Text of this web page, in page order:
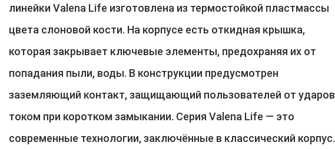
линейки Valena Life изготовлена из термостойкой пластмассы
цвета слоновой кости. На корпусе есть откидная крышка,
которая закрывает ключевые элементы, предохраняя их от
попадания пыли, воды. В конструкции предусмотрен
заземляющий контакт, защищающий пользователей от ударов
током при коротком замыкании. Серия Valena Life — это
современные технологии, заключённые в классический корпус.